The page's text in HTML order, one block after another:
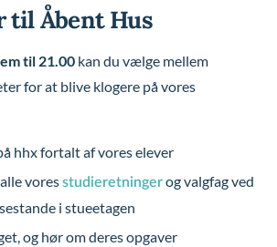
Åbent Hus
til 21.00 kan du vælge mellem
for at blive klogere på vores
hhx fortalt af vores elever
voresstudieretningerog valgfag ved
i stueetagen
og hør om deres opgaver